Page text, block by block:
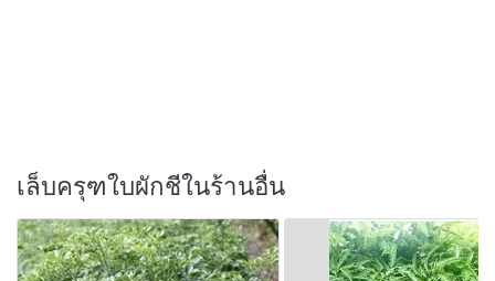
เล็บครุฑใบผักชีในร้านอื่น